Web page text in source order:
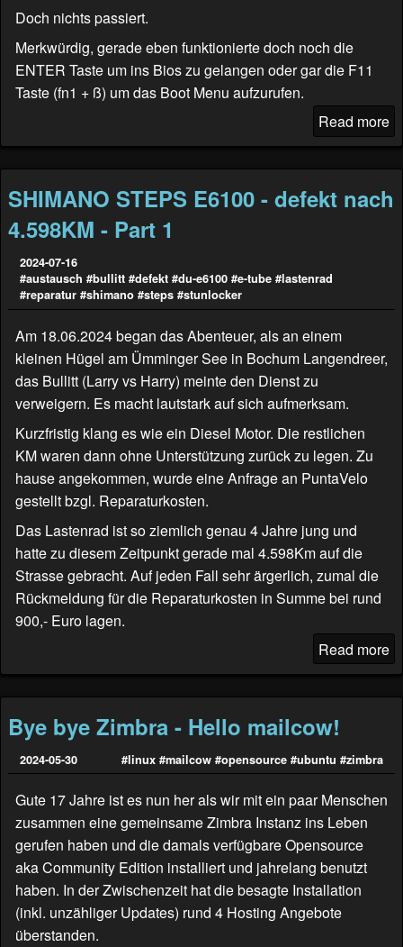
Doch nichts passiert.
Merkwürdig, gerade eben funktionierte doch noch die
ENTER Taste um ins Bios zu gelangen oder gar die F11
Taste (fn1 + ß) um das Boot Menu aufzurufen.
Read more
SHIMANO STEPS E6100 - defekt nach
4.598KM - Part 1
2024-07-16
#austausch #bullitt #defekt #du-e6100 #e-tube #lastenrad
#reparatur #shimano #steps #stunlocker
Am 18.06.2024 began das Abenteuer, als an einem
kleinen Hügel am Ümminger See in Bochum Langendreer,
das Bullitt (Larry vs Harry) meinte den Dienst zu
verweigern. Es macht lautstark auf sich aufmerksam.
Kurzfristig klang es wie ein Diesel Motor. Die restlichen
KM waren dann ohne Unterstützung zurück zu legen. Zu
hause angekommen, wurde eine Anfrage an PuntaVelo
gestellt bzgl. Reparaturkosten.
Das Lastenrad ist so ziemlich genau 4 Jahre jung und
hatte zu diesem Zeitpunkt gerade mal 4.598Km auf die
Strasse gebracht. Auf jeden Fall sehr ärgerlich, zumal die
Rückmeldung für die Reparaturkosten in Summe bei rund
900,- Euro lagen.
Read more
Bye bye Zimbra - Hello mailcow!
2024-05-30 #linux #mailcow #opensource #ubuntu #zimbra
Gute 17 Jahre ist es nun her als wir mit ein paar Menschen
zusammen eine gemeinsame Zimbra Instanz ins Leben
gerufen haben und die damals verfügbare Opensource
aka Community Edition installiert und jahrelang benutzt
haben. In der Zwischenzeit hat die besagte Installation
(inkl. unzähliger Updates) rund 4 Hosting Angebote
überstanden.